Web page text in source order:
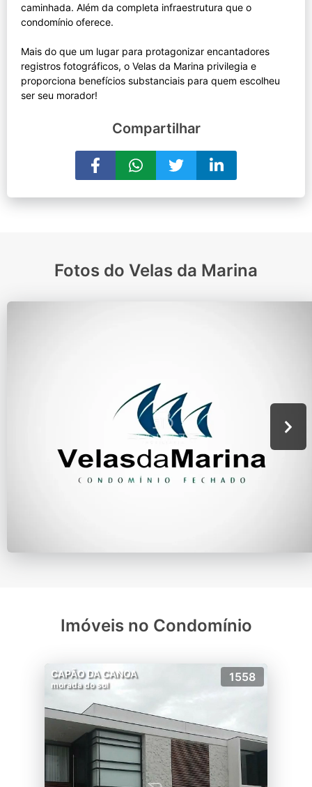
caminhada. Além da completa infraestrutura que o
condomínio oferece.
Mais do que um lugar para protagonizar encantadores
registros fotográficos, o Velas da Marina privilegia e
proporciona benefícios substanciais para quem escolheu
Compartilhar
Fotos do Velas da Marina
Imóveis no Condomínio
CAPÃO DA CANOA
morada do sol
1558